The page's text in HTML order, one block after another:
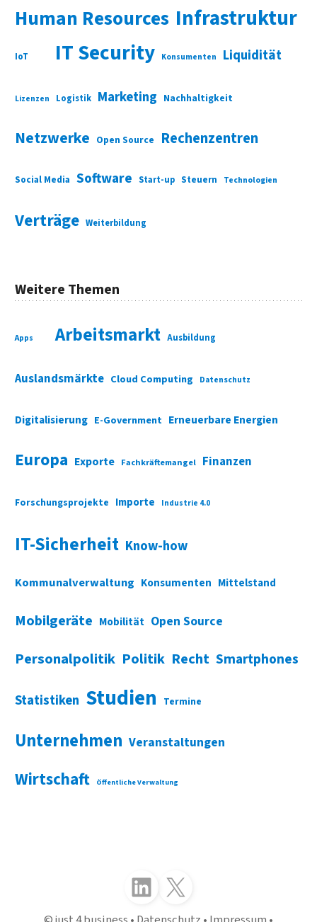
Human Resources Infrastruktur
IoT IT Security Konsumenten Liquidität
Lizenzen Logistik Marketing Nachhaltigkeit
Netzwerke Open Source Rechenzentren
Social Media Software Start-up Steuern Technologien
Verträge Weiterbildung
Weitere Themen
Apps Arbeitsmarkt Ausbildung
Auslandsmärkte Cloud Computing Datenschutz
Digitalisierung E-Government Erneuerbare Energien
Europa Exporte Fachkräftemangel Finanzen
Forschungsprojekte Importe Industrie 4.0
IT-Sicherheit Know-how
Kommunalverwaltung Konsumenten Mittelstand
Mobilgeräte Mobilität Open Source
Personalpolitik Politik Recht Smartphones
Statistiken Studien Termine
Unternehmen Veranstaltungen
Wirtschaft Öffentliche Verwaltung
Folgen Sie uns auf LinkedInFolgen Sie uns auf X (Twitter)